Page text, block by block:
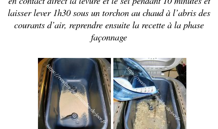
laisser lever 1h30 sous un torchon au chaud à l’abris des
courants d’air, reprendre ensuite la recette à la phase
façonnage